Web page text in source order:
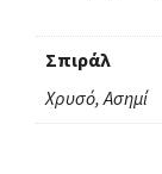
Σπιράλ
Χρυσό, Ασημί